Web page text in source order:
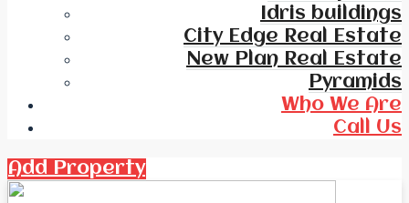
Idris buildings
City Edge Real Estate
New Plan Real Estate
Pyramids
Who We Are
Call Us
Add Property